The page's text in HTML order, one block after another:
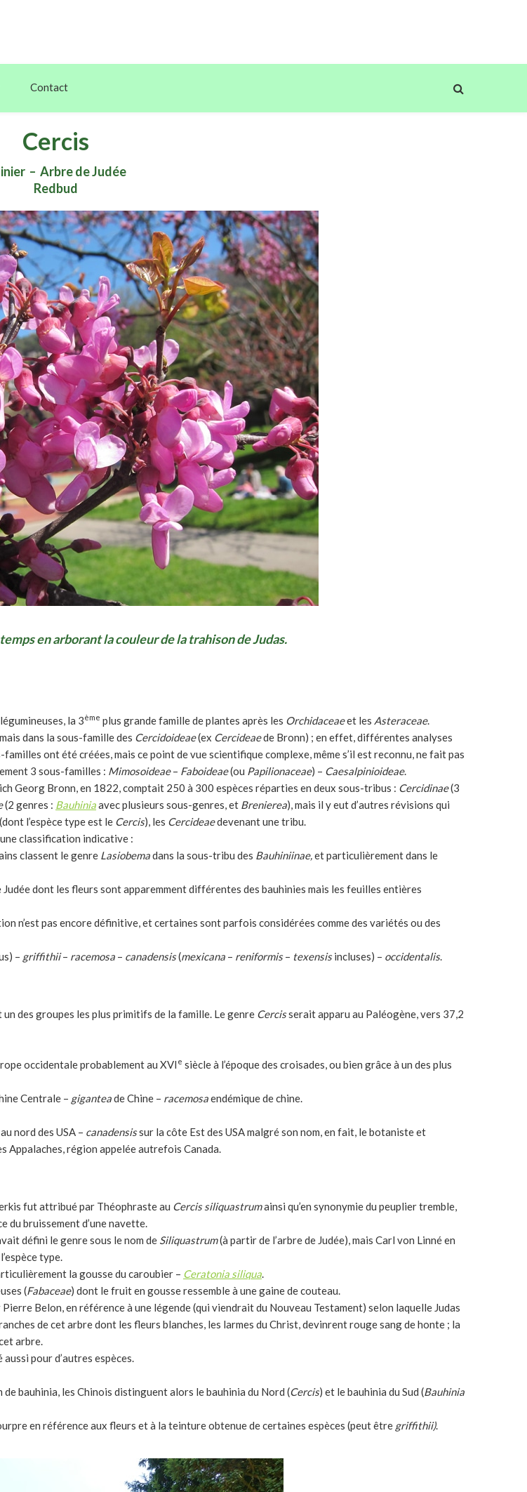
Contact
Cercis
– Arbre de Judée
Redbud
en arborant la couleur de la trahison de Judas.
la 3ème plus grande famille de plantes après les Orchidaceaeet les Asteraceae.
dans la sous-famille des Cercidoideae(ex Cercideaede Bronn) ; en effet, différentes analyses
ont été créées, mais ce point de vue scientifique complexe, même s’il est reconnu, ne fait pas
3 sous-familles : Mimosoideae– Faboideae(ou Papilionaceae) – Caesalpinioideae.
Georg Bronn, en 1822, comptait 250 à 300 espèces réparties en deux sous-tribus : Cercidinae(3
(2 genres : Bauhiniaavec plusieurs sous-genres, et Brenierea), mais il y eut d’autres révisions qui
l’espèce type est le Cercis), les Cercideaedevenant une tribu.
classification indicative :
classent le genre Lasiobemadans la sous-tribu des Bauhiniinae,et particulièrement dans le
Judée dont les fleurs sont apparemment différentes des bauhinies mais les feuilles entières
n’est pas encore définitive, et certaines sont parfois considérées comme des variétés ou des
– griffithii– racemosa – canadensis(mexicana – reniformis– texensisincluses) – occidentalis.
des groupes les plus primitifs de la famille. Le genre Cercisserait apparu au Paléogène, vers 37,2
occidentale probablement au XVI e siècle à l’époque des croisades, ou bien grâce à un des plus
Centrale – giganteade Chine – racemosaendémique de chine.
nord des USA – canadensissur la côte Est des USA malgré son nom, en fait, le botaniste et
Appalaches, région appelée autrefois Canada.
fut attribué par Théophraste au Cercis siliquastrumainsi qu’en synonymie du peuplier tremble,
du bruissement d’une navette.
défini le genre sous le nom de Siliquastrum(à partir de l’arbre de Judée), mais Carl von Linné en
type.
la gousse du caroubier – Ceratonia siliqua.
(Fabaceae) dont le fruit en gousse ressemble à une gaine de couteau.
Belon, en référence à une légende (qui viendrait du Nouveau Testament) selon laquelle Judas
de cet arbre dont les fleurs blanches, les larmes du Christ, devinrent rouge sang de honte ; la
arbre.
pour d’autres espèces.
bauhinia, les Chinois distinguent alors le bauhinia du Nord (Cercis) et le bauhinia du Sud (Bauhinia
en référence aux fleurs et à la teinture obtenue de certaines espèces (peut être griffithii).